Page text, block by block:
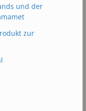
und der
zur